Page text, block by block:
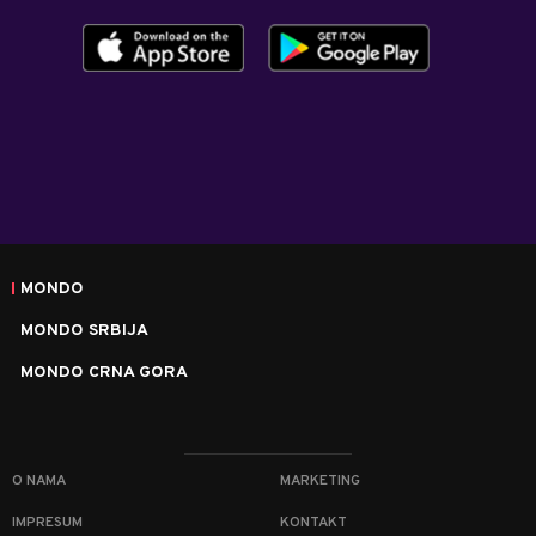
MONDO
MONDO SRBIJA
MONDO CRNA GORA
O NAMA MARKETING
IMPRESUM KONTAKT